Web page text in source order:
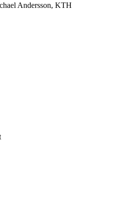
Andersson, KTH